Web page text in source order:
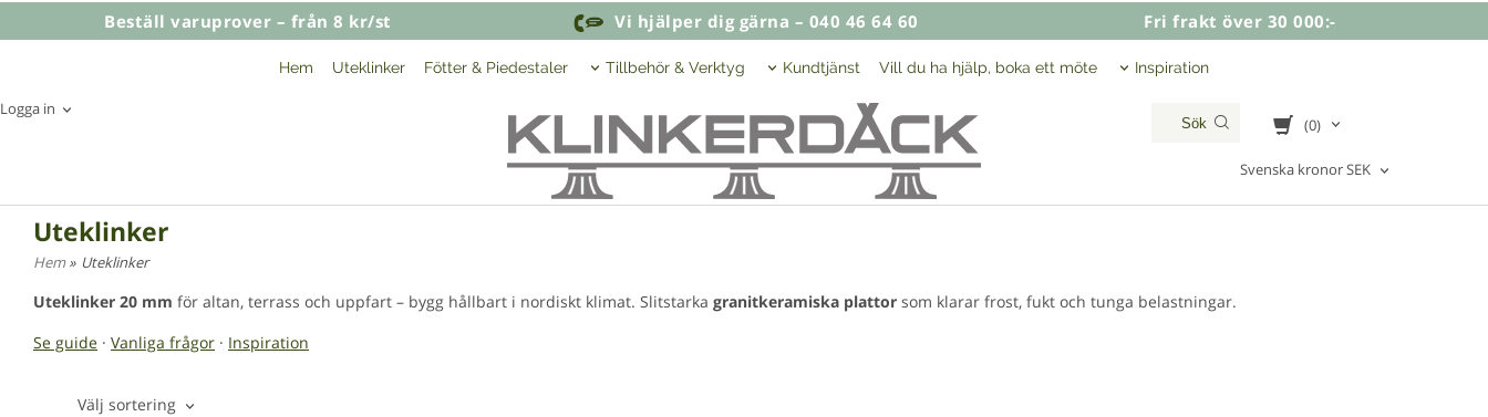
Beställ varuprover – från 8 kr/st Vi hjälper dig gärna – 040 46 64 60 Fri frakt över 30 000:-
Hem Uteklinker Fötter & Piedestaler Tillbehör & Verktyg Kundtjänst Vill du ha hjälp, boka ett möte Inspiration
Logga in
(0)
Svenska kronor SEK
Uteklinker
Hem» Uteklinker
Uteklinker 20 mm för altan, terrass och uppfart – bygg hållbart i nordiskt klimat. Slitstarka granitkeramiska plattor som klarar frost, fukt och tunga belastningar.
Se guide · Vanliga frågor · Inspiration
Välj sortering